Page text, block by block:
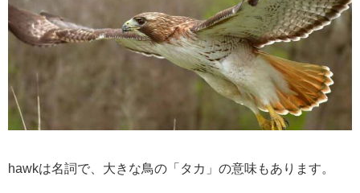
hawkは名詞で、大きな鳥の「タカ」の意味もあります。